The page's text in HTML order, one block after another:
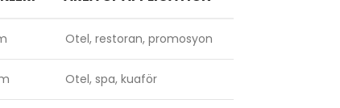
Otel, restoran, promosyon
Otel, spa, kuaför